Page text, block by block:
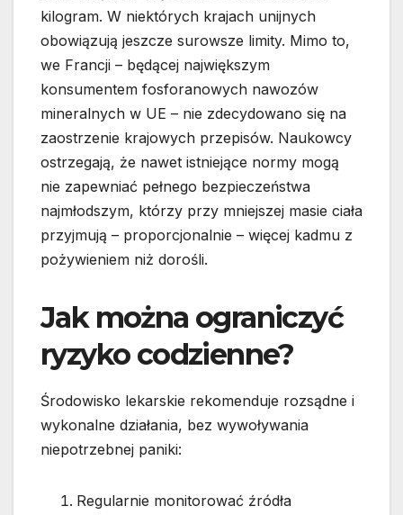
kilogram. W niektórych krajach unijnych
obowiązują jeszcze surowsze limity. Mimo to,
we Francji – będącej największym
konsumentem fosforanowych nawozów
mineralnych w UE – nie zdecydowano się na
zaostrzenie krajowych przepisów. Naukowcy
ostrzegają, że nawet istniejące normy mogą
nie zapewniać pełnego bezpieczeństwa
najmłodszym, którzy przy mniejszej masie ciała
przyjmują – proporcjonalnie – więcej kadmu z
pożywieniem niż dorośli.
Jak można ograniczyć
ryzyko codzienne?
Środowisko lekarskie rekomenduje rozsądne i
wykonalne działania, bez wywoływania
niepotrzebnej paniki:
Regularnie monitorować źródła